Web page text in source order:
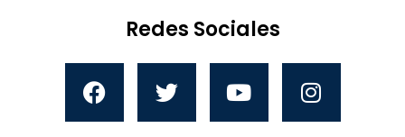
Redes Sociales